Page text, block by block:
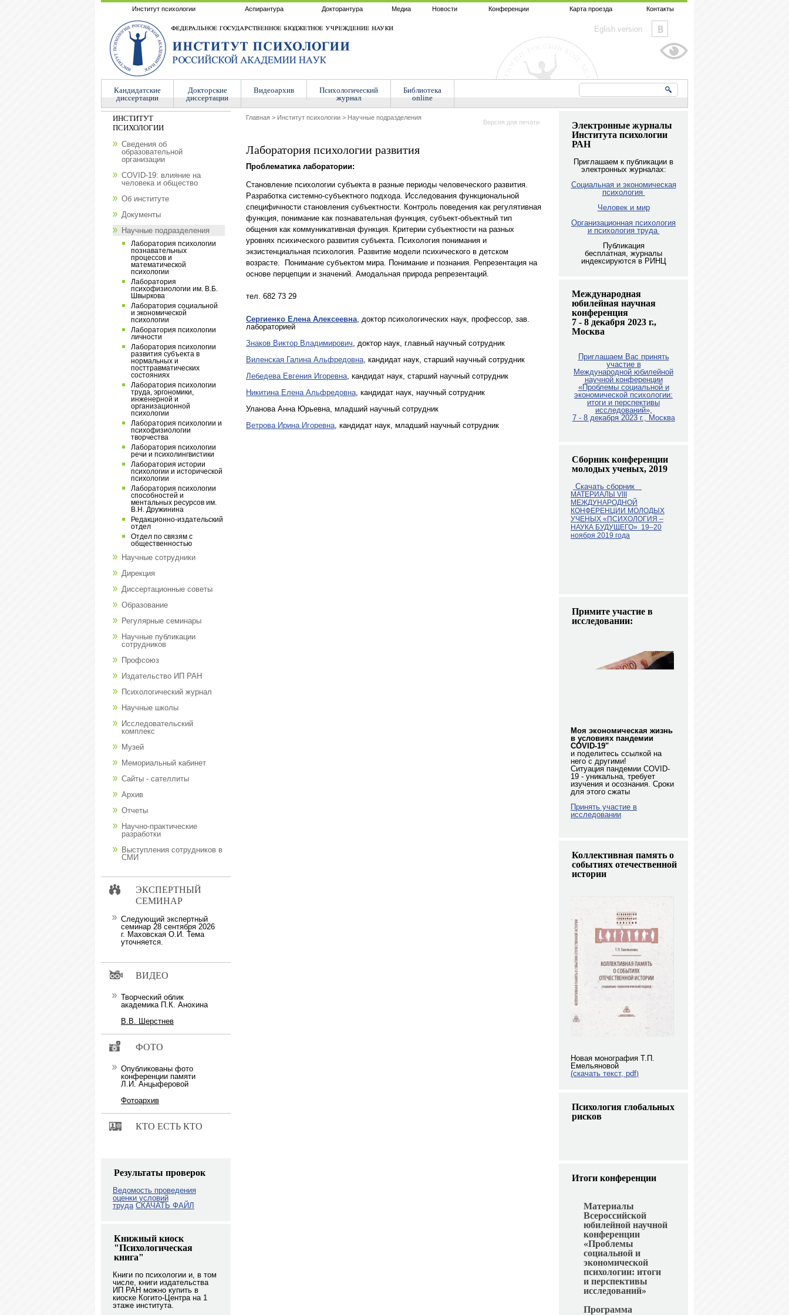
Институт психологии Аспирантура Докторантура Медиа Новости Конференции Карта проезда Контакты
Eglish version
Кандидатские
диссертации
Докторские
диссертации
Видеоархив
Психологический
журнал
Библиотека
online
Главная > Институт психологии > Научные подразделения
Версия для печати
Лаборатория психологии развития
Проблематика лаборатории:
Становление психологии субъекта в разные периоды человеческого развития.
Разработка системно-субъектного подхода. Исследования функциональной
специфичности становления субъектности. Контроль поведения как регулятивная
функция, понимание как познавательная функция, субъект-объектный тип
общения как коммуникативная функция. Критерии субъектности на разных
уровнях психического развития субъекта. Психология понимания и
экзистенциальная психология. Развитие модели психического в детском
возрасте.
Понимание субъектом мира. Понимание и познания. Репрезентация на
основе перцепции и значений. Амодальная природа репрезентаций.
тел. 682 73 29
Сергиенко Елена Алексеевна, доктор психологических наук, профессор, зав.
лабораторией
Знаков Виктор Владимирович, доктор наук, главный научный сотрудник
Виленская Галина Альфредовна, кандидат наук, старший научный сотрудник
Лебедева Евгения Игоревна, кандидат наук, старший научный сотрудник
Никитина Елена Альфредовна, кандидат наук, научный сотрудник
Уланова Анна Юрьевна, младший научный сотрудник
Ветрова Ирина Игоревна, кандидат наук, младший научный сотрудник
Электронные журналы
Института психологии
РАН
Приглашаем к публикации в
электронных журналах:
Социальная и экономическая
психология
Человек и мир
Организационная психология
и психология труда
Публикация
бесплатная, журналы
индексируются в РИНЦ
Международная
юбилейная научная
конференция
7 - 8 декабря 2023 г.,
Москва
Приглашаем Вас принять
участие в
Международной юбилейной
научной конференции
«Проблемы социальной и
экономической психологии:
итоги и перспективы
исследований»,
7 - 8 декабря 2023 г., Москва
Сборник конференции
молодых ученых, 2019
Скачать сборник
МАТЕРИАЛЫ VIII
МЕЖДУНАРОДНОЙ
КОНФЕРЕНЦИИ МОЛОДЫХ
УЧЕНЫХ «ПСИХОЛОГИЯ –
НАУКА БУДУЩЕГО» 19–20
ноября 2019 года
Примите участие в
исследовании:
Моя экономическая жизнь
в условиях пандемии
COVID-19"
и поделитесь ссылкой на
него с другими!
Ситуация пандемии COVID-
19 - уникальна, требует
изучения и осознания. Сроки
для этого сжаты
Принять участие в
исследовании
Коллективная память о
событиях отечественной
истории
Новая монография Т.П.
Емельяновой
(скачать текст, pdf)
Психология глобальных
рисков
Итоги конференции
Материалы
Всероссийской
юбилейной научной
конференции
«Проблемы
социальной и
экономической
психологии: итоги
и перспективы
исследований»
Программа
ИНСТИТУТ
ПСИХОЛОГИИ
Сведения об
образовательной
организации
COVID-19: влияние на
человека и общество
Об институте
Документы
Научные подразделения
Лаборатория психологии
познавательных
процессов и
математической
психологии
Лаборатория
психофизиологии им. В.Б.
Швыркова
Лаборатория социальной
и экономической
психологии
Лаборатория психологии
личности
Лаборатория психологии
развития субъекта в
нормальных и
посттравматических
состояниях
Лаборатория психологии
труда, эргономики,
инженерной и
организационной
психологии
Лаборатория психологии и
психофизиологии
творчества
Лаборатория психологии
речи и психолингвистики
Лаборатория истории
психологии и исторической
психологии
Лаборатория психологии
способностей и
ментальных ресурсов им.
В.Н. Дружинина
Редакционно-издательский
отдел
Отдел по связям с
общественностью
Научные сотрудники
Дирекция
Диссертационные советы
Образование
Регулярные семинары
Научные публикации
сотрудников
Профсоюз
Издательство ИП РАН
Психологический журнал
Научные школы
Исследовательский
комплекс
Музей
Мемориальный кабинет
Сайты - сателлиты
Архив
Отчеты
Научно-практические
разработки
Выступления сотрудников в
СМИ
ЭКСПЕРТНЫЙ
СЕМИНАР
Следующий экспертный
семинар 28 сентября 2026
г. Маховская О.И. Тема
уточняется.
ВИДЕО
Творческий облик
академика П.К. Анохина
В.В. Шерстнев
ФОТО
Опубликованы фото
конференции памяти
Л.И. Анцыферовой
Фотоархив
КТО ЕСТЬ КТО
Результаты проверок
Ведомость проведения
оценки условий
труда СКАЧАТЬ ФАЙЛ
Книжный киоск
"Психологическая
книга"
Книги по психологии и, в том
числе, книги издательства
ИП РАН можно купить в
киоске Когито-Центра на 1
этаже института.